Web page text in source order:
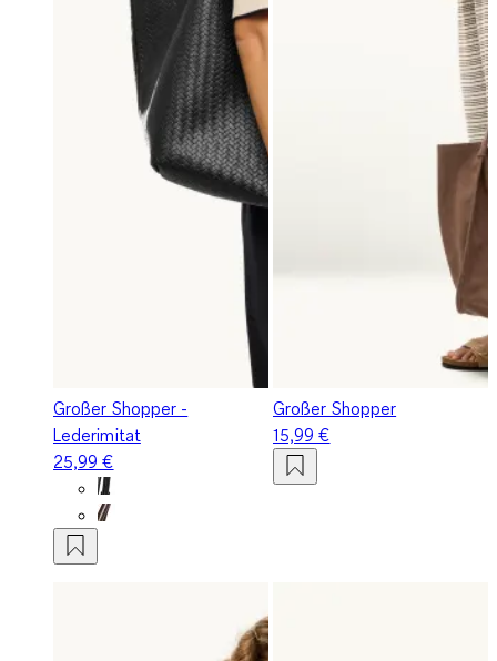
Großer Shopper -
Lederimitat
25,99 €
Großer Shopper
15,99 €